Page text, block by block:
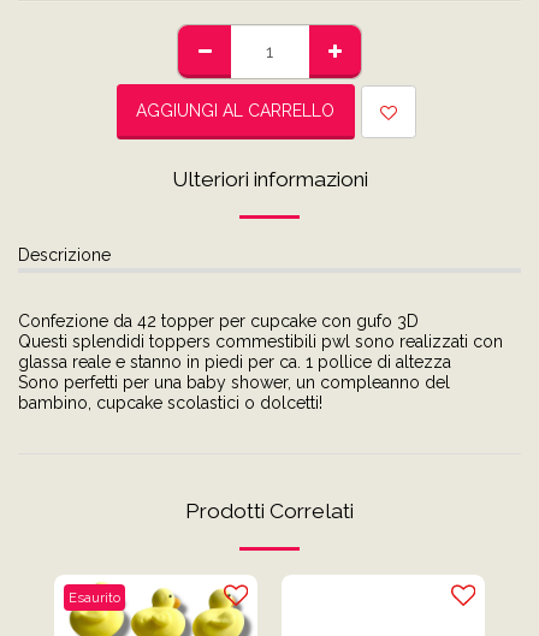
AGGIUNGI AL CARRELLO
Ulteriori informazioni
Descrizione
Confezione da 42 topper per cupcake con gufo 3D
Questi splendidi toppers commestibili pwl sono realizzati con
glassa reale e stanno in piedi per ca. 1 pollice di altezza
Sono perfetti per una baby shower, un compleanno del
bambino, cupcake scolastici o dolcetti!
Prodotti Correlati
Esaurito